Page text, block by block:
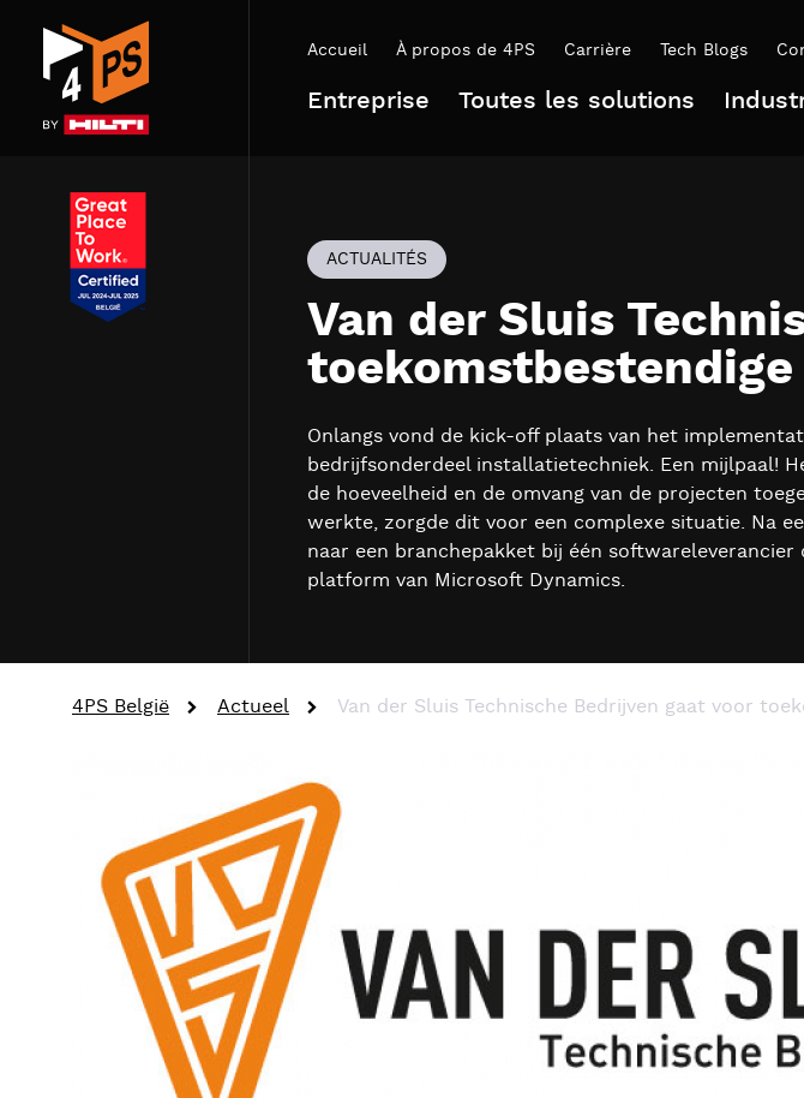
Accueil À propos de 4PS Carrière Tech Blogs
Entreprise Toutes les solutions
ACTUALITÉS
Van der Sluis
Onlangs vond de kick-off plaats van het
bedrijfsonderdeel installatietechniek. Een mijlpaal!
de hoeveelheid en de omvang van de projecten
werkte, zorgde dit voor een complexe situatie. Na
naar een branchepakket bij één
platform van Microsoft Dynamics.
4PS België Actueel Van der Sluis Technische Bedrijven gaat voor